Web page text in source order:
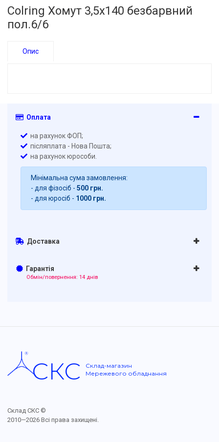
Colring Хомут 3,5х140 безбарвний
пол.6/6
Опис
Оплата
на рахунок ФОП;
післяплата - Нова Пошта;
на рахунок юрособи.
Мінімальна сума замовлення:
- для фізосіб - 500 грн.
- для юросіб - 1000 грн.
Доставка
Гарантія
Обмін/повернення: 14 днів
СКС
Склад-магазин
Мережевого обладнання
Склад СКС ©
2010—2026 Всі права захищені.